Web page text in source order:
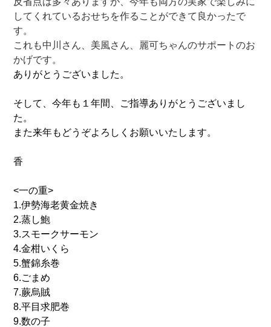
してくれているおせちを作ることができて良かったで
す。
これも中川さん、美風さん、麗可ちゃんのサポートのお
かげです。
ありがとうございました。
そして、今年も１年間、ご指導ありがとうございまし
た。
また来年もどうぞよろしくお願いいたします。
香
<一の重>
1.伊勢海老黄金焼き
2.蒸し鮑
3.スモークサーモン
4.金柑いくら
5.蟹錦糸巻
6.ごまめ
7.蕨烏賊
8.平目求肥巻
9.数の子